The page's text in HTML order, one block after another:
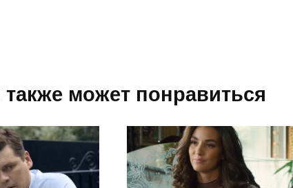
может понравиться